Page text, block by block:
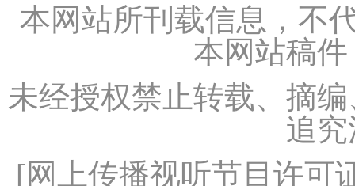
本网站所刊载信息，不
本网站稿
未经授权禁止转载、摘
追
[网上传播视听节目许可